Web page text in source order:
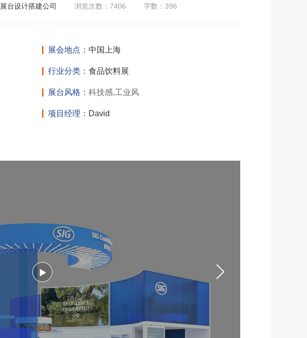
展台设计搭建公司 浏览次数：7406 字数：396
展会地点： 中国上海
行业分类： 食品饮料展
展台风格： 科技感,工业风
项目经理： David